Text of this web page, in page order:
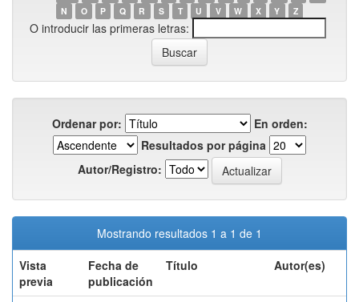
N
O P Q R S T U V W X Y Z
O introducir las primeras letras:
Ordenar por:
En orden:
Resultados por página
Autor/Registro:
Mostrando resultados 1 a 1 de 1
Vista
previa
Fecha de
publicación
Título Autor(es)